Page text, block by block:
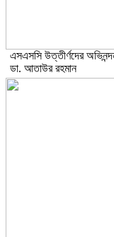
এসএসসি উত্তীর্ণদের
ডা. আতাউর রহমান